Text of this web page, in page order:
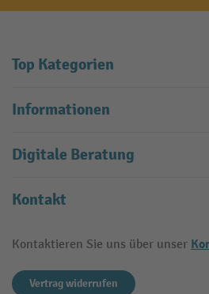
Top Kategorien
Informationen
Digitale Beratung
Kontakt
Kontaktieren Sie uns über unser
Vertrag widerrufen